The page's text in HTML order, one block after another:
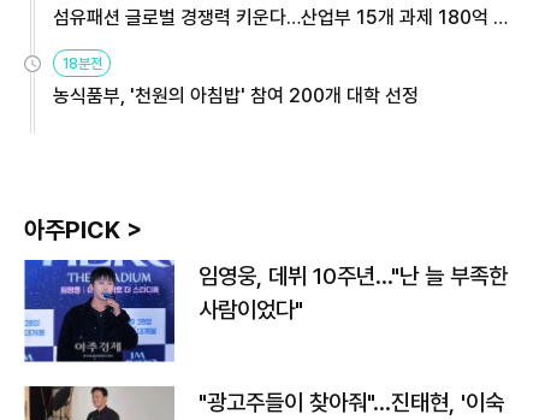
섬유패션 글로벌 경쟁력 키운다…산업부 15개 과제 180억 지
18분전
농식품부, '천원의 아침밥' 참여 200개 대학 선정
아주PICK >
임영웅, 데뷔 10주년…"난 늘 부족한
사람이었다"
"광고주들이 찾아줘"…진태현, '이숙